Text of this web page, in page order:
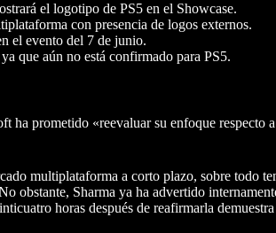
el logotipo de PS5 en el Showcase.
con presencia de logos externos.
el evento del 7 de junio.
que aún no está confirmado para PS5.
ha prometido «reevaluar su enfoque respecto
multiplataforma a corto plazo, sobre todo
obstante, Sharma ya ha advertido
horas después de reafirmarla